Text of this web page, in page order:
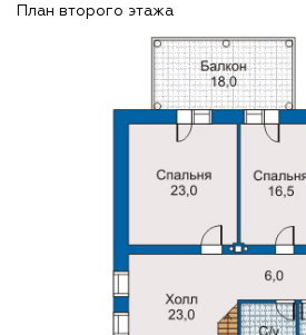
План второго этажа